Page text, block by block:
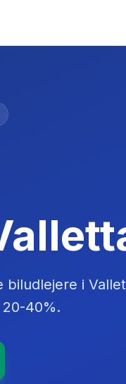
biludlejere i
40%.